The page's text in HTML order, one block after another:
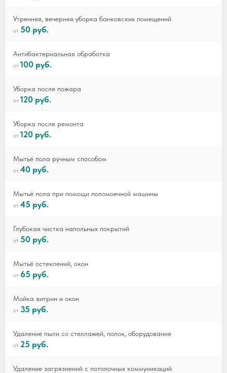
Утренняя, вечерняя уборка банковских помещений
50 руб.
Антибактериальная обработка
100 руб.
Уборка после пожара
120 руб.
Уборка после ремонта
120 руб.
Мытьё пола ручным способом
40 руб.
Мытьё пола при помощи поломоечной машины
45 руб.
Глубокая чистка напольных покрытий
50 руб.
Мытьё остеклений, окон
65 руб.
Мойка витрин и окон
35 руб.
Удаление пыли со стеллажей, полок, оборудования
25 руб.
Удаление загрязнений с потолочных коммуникаций